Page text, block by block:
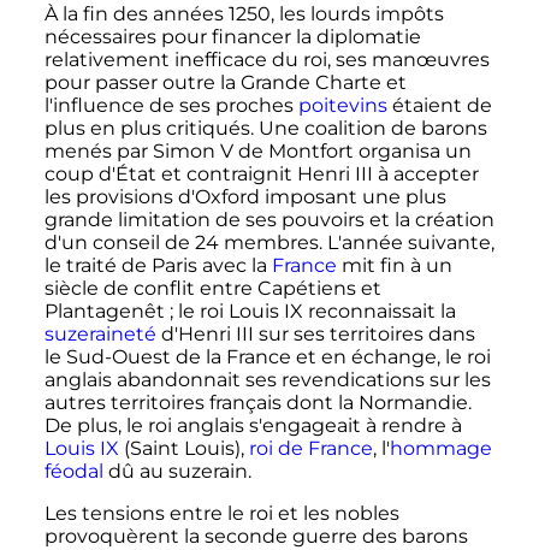
À la fin des années 1250, les lourds impôts
nécessaires pour financer la diplomatie
relativement inefficace du roi, ses manœuvres
pour passer outre la Grande Charte et
l'influence de ses proches poitevinsétaient de
plus en plus critiqués. Une coalition de barons
menés par Simon Vde Montfort organisa un
coup d'État et contraignit Henri III à accepter
les provisions d'Oxford imposant une plus
grande limitation de ses pouvoirs et la création
d'un conseil de 24 membres. L'année suivante,
le traité de Paris avec la France mit fin à un
siècle de conflit entre Capétiens et
Plantagenêt ; le roi Louis IX reconnaissait la
suzeraineté d'Henri III sur ses territoires dans
le Sud-Ouest de la France et en échange, le roi
anglais abandonnait ses revendications sur les
autres territoires français dont la Normandie.
De plus, le roi anglais s'engageait à rendre à
Louis IX (Saint Louis), roi de France, l'hommage
féodal dû au suzerain.
Les tensions entre le roi et les nobles
provoquèrent la seconde guerre des barons